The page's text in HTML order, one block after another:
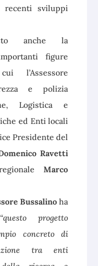
sviluppi
anche la
figure
l’Assessore
e polizia
Logistica e
ed Enti locali
Presidente del
Ravetti
Marco
Bussalinoha
“questo progetto
concreto di
tra enti